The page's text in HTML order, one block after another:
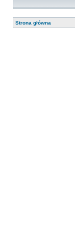
Strona główna